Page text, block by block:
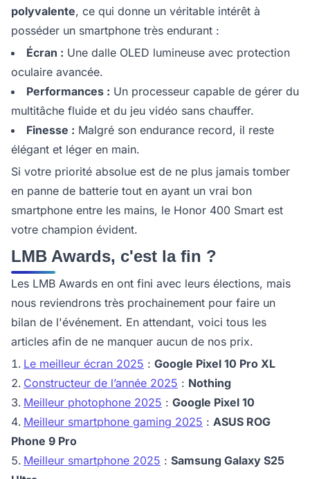
polyvalente, ce qui donne un véritable intérêt à
posséder un smartphone très endurant :
Écran : Une dalle OLED lumineuse avec protection
oculaire avancée.
Performances : Un processeur capable de gérer du
multitâche fluide et du jeu vidéo sans chauffer.
Finesse : Malgré son endurance record, il reste
élégant et léger en main.
Si votre priorité absolue est de ne plus jamais tomber
en panne de batterie tout en ayant un vrai bon
smartphone entre les mains, le Honor 400 Smart est
votre champion évident.
LMB Awards, c'est la fin ?
Les LMB Awards en ont fini avec leurs élections, mais
nous reviendrons très prochainement pour faire un
bilan de l'événement. En attendant, voici tous les
articles afin de ne manquer aucun de nos prix.
Le meilleur écran 2025 : Google Pixel 10 Pro XL
Constructeur de l’année 2025 : Nothing
Meilleur photophone 2025 : Google Pixel 10
Meilleur smartphone gaming 2025 : ASUS ROG
Phone 9 Pro
Meilleur smartphone 2025 : Samsung Galaxy S25